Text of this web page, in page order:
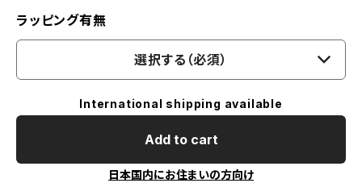
ラッピング有無
選択する（必須）
International shipping available
Add to cart
日本国内にお住まいの方向け